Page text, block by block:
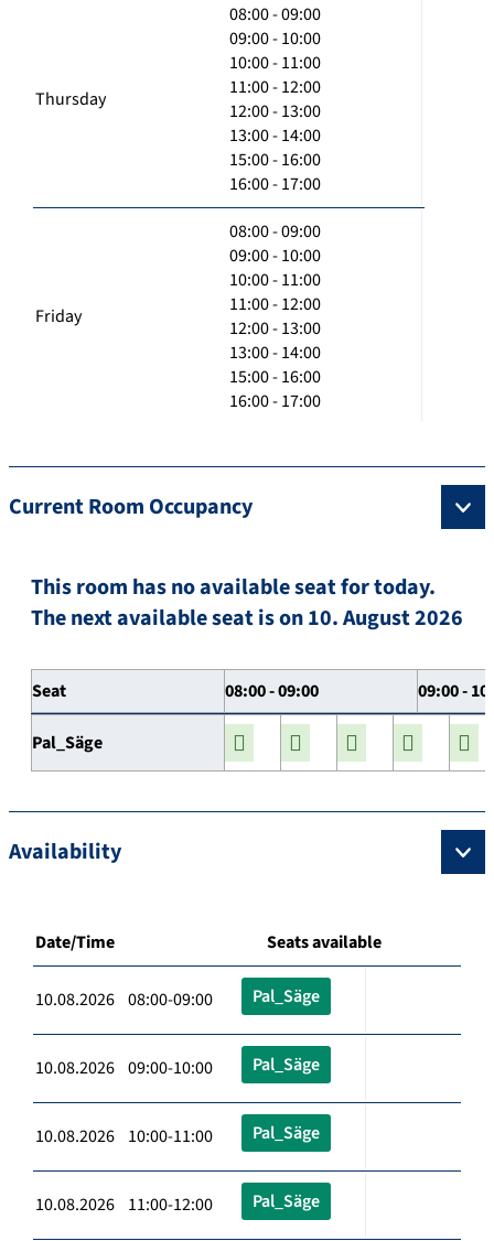
Thursday
08:00 - 09:00
09:00 - 10:00
10:00 - 11:00
11:00 - 12:00
12:00 - 13:00
13:00 - 14:00
15:00 - 16:00
16:00 - 17:00
Friday
08:00 - 09:00
09:00 - 10:00
10:00 - 11:00
11:00 - 12:00
12:00 - 13:00
13:00 - 14:00
15:00 - 16:00
16:00 - 17:00
Current Room Occupancy
This room has no available seat for today.
The next available seat is on 10. August 2026
Seat 08:00 - 09:00 09:00 -
Pal_Säge
Availability
Date/Time Seats available
10.08.2026 08:00-09:00 Pal_Säge
10.08.2026 09:00-10:00 Pal_Säge
10.08.2026 10:00-11:00 Pal_Säge
10.08.2026 11:00-12:00 Pal_Säge